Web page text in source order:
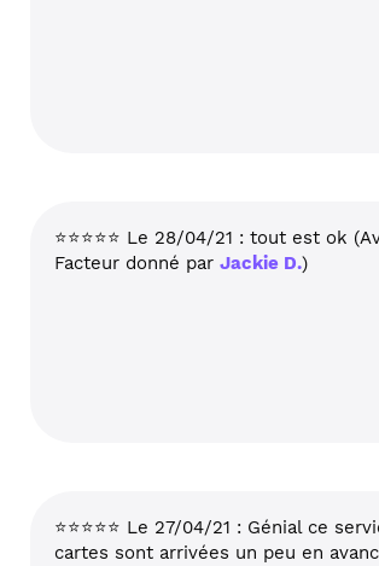
⭐⭐⭐⭐⭐ Le 28/04/21 : tout est ok
Facteur donné par Jackie D.)
⭐⭐⭐⭐⭐ Le 27/04/21 : Génial ce
cartes sont arrivées un peu en